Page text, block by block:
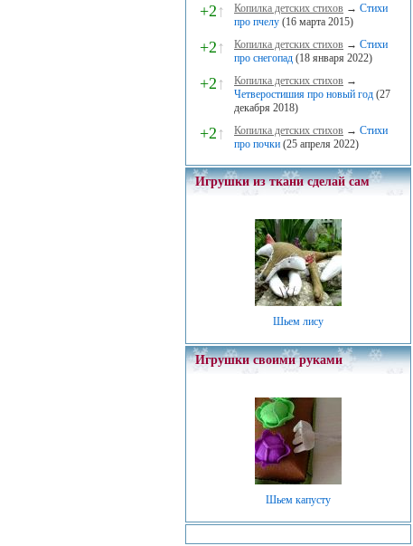
+2↑ Копилка детских стихов → Стихи
про пчелу (16 марта 2015)
+2↑ Копилка детских стихов → Стихи
про снегопад (18 января 2022)
+2↑ Копилка детских стихов →
Четверостишия про новый год (27
декабря 2018)
+2↑ Копилка детских стихов → Стихи
про почки (25 апреля 2022)
Игрушки из ткани сделай сам
Шьем лису
Игрушки своими руками
Шьем капусту